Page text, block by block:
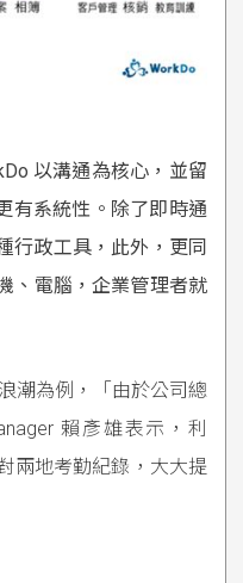
以溝通為核心，並留
有系統性。除了即時通
行政工具，此外，更同
、電腦，企業管理者就
潮為例，「由於公司總
賴彥雄表示，利
兩地考勤紀錄，大大提